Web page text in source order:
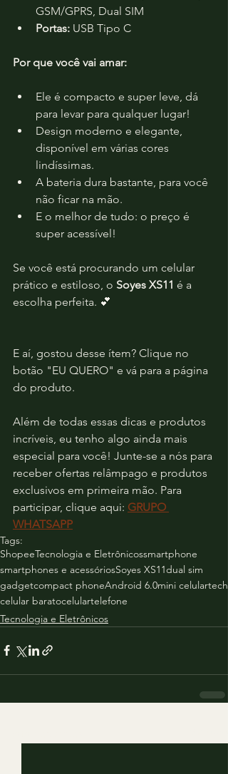
GSM/GPRS, Dual SIM
Portas: USB Tipo C
Por que você vai amar:
Ele é compacto e super leve, dá
para levar para qualquer lugar!
Design moderno e elegante,
disponível em várias cores
lindíssimas.
A bateria dura bastante, para você
não ficar na mão.
E o melhor de tudo: o preço é
super acessível!
Se você está procurando um celular
prático e estiloso, o Soyes XS11 é a
escolha perfeita. 💕
E aí, gostou desse ítem? Clique no
botão "EU QUERO" e vá para a página
do produto.
Além de todas essas dicas e produtos
incríveis, eu tenho algo ainda mais
especial para você! Junte-se a nós para
receber ofertas relâmpago e produtos
exclusivos em primeira mão. Para
participar, clique aqui: GRUPO
WHATSAPP
Tags:
ShopeeTecnologia e Eletrônicossmartphone
smartphones e acessóriosSoyes XS11dual sim
gadgetcompact phoneAndroid 6.0mini celulartech
celular baratocelulartelefone
Tecnologia e Eletrônicos